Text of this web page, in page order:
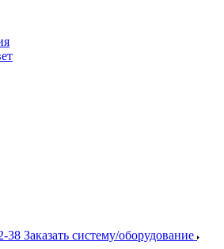
38 Заказать систему/оборудование